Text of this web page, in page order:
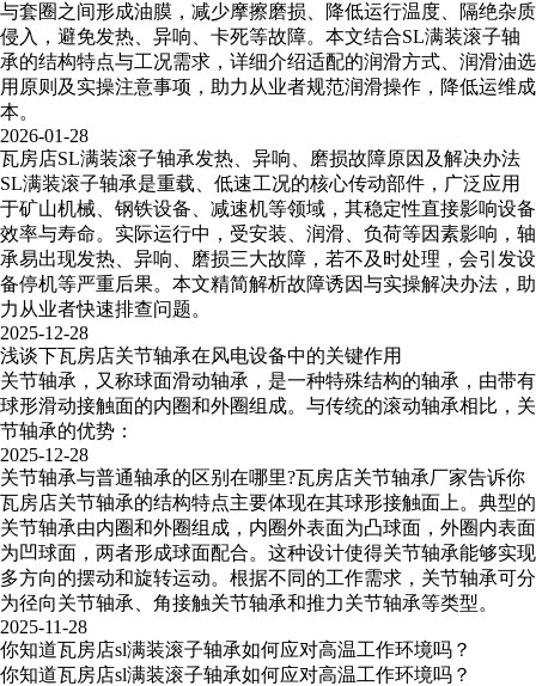
与套圈之间形成油膜，减少摩擦磨损、降低运行温度、隔绝杂质
侵入，避免发热、异响、卡死等故障。本文结合SL满装滚子轴
承的结构特点与工况需求，详细介绍适配的润滑方式、润滑油选
用原则及实操注意事项，助力从业者规范润滑操作，降低运维成
本。
2026-01-28
瓦房店SL满装滚子轴承发热、异响、磨损故障原因及解决办法
SL满装滚子轴承是重载、低速工况的核心传动部件，广泛应用
于矿山机械、钢铁设备、减速机等领域，其稳定性直接影响设备
效率与寿命。实际运行中，受安装、润滑、负荷等因素影响，轴
承易出现发热、异响、磨损三大故障，若不及时处理，会引发设
备停机等严重后果。本文精简解析故障诱因与实操解决办法，助
力从业者快速排查问题。
2025-12-28
浅谈下瓦房店关节轴承在风电设备中的关键作用
关节轴承，又称球面滑动轴承，是一种特殊结构的轴承，由带有
球形滑动接触面的内圈和外圈组成。与传统的滚动轴承相比，关
节轴承的优势：
2025-12-28
关节轴承与普通轴承的区别在哪里?瓦房店关节轴承厂家告诉你
瓦房店关节轴承的结构特点主要体现在其球形接触面上。典型的
关节轴承由内圈和外圈组成，内圈外表面为凸球面，外圈内表面
为凹球面，两者形成球面配合。这种设计使得关节轴承能够实现
多方向的摆动和旋转运动。根据不同的工作需求，关节轴承可分
为径向关节轴承、角接触关节轴承和推力关节轴承等类型。
2025-11-28
你知道瓦房店sl满装滚子轴承如何应对高温工作环境吗？
你知道瓦房店sl满装滚子轴承如何应对高温工作环境吗？